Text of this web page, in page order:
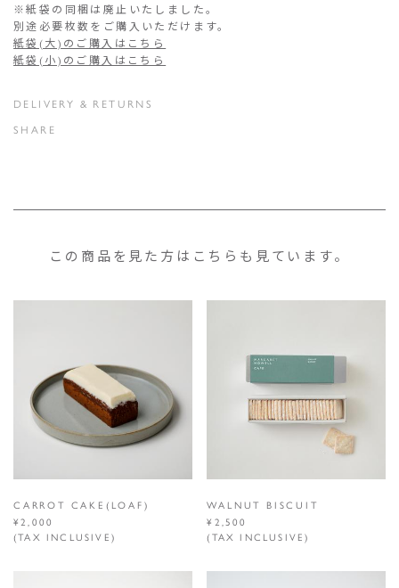
※紙袋の同梱は廃止いたしました。
別途必要枚数をご購入いただけます。
紙袋(大)のご購入はこちら
紙袋(小)のご購入はこちら
DELIVERY & RETURNS
SHARE
この商品を見た方はこちらも見ています。
CARROT CAKE(LOAF)
¥2,000
(TAX INCLUSIVE)
WALNUT BISCUIT
¥2,500
(TAX INCLUSIVE)